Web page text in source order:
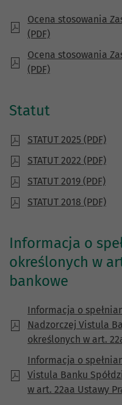
Ocena stosowania
(PDF)
Ocena stosowania
(PDF)
Statut
STATUT 2025 (PDF)
STATUT 2022 (PDF)
STATUT 2019 (PDF)
STATUT 2018 (PDF)
Informacja o
określonych w
bankowe
Informacja o
Nadzorczej Vistula
określonych w art.
Informacja o
Vistula Banku
w art. 22aa Ustawy